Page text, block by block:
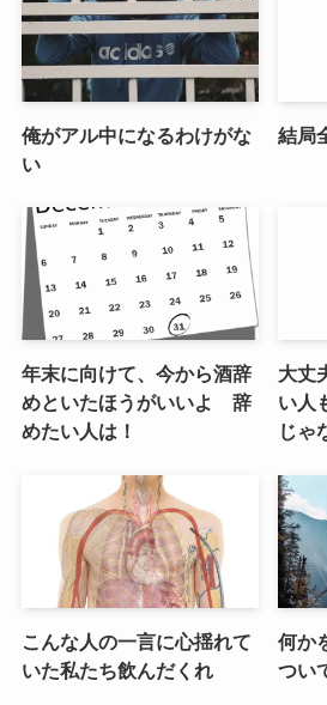
俺がアル中になるわけがな
い
結局
年末に向けて、今から酒辞
めといたほうがいいよ 辞
めたい人は！
大丈
い人
じゃ
こんな人の一言に心揺れて
いた私たち飲んだくれ
何か
つい